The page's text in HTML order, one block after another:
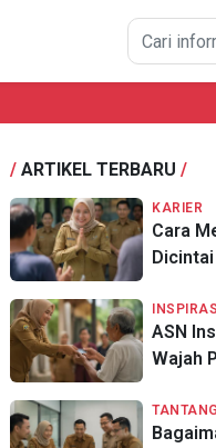
/ ARTIKEL TERBARU /
KARIER
Cara
INSPIRASI
ASN
Wajah